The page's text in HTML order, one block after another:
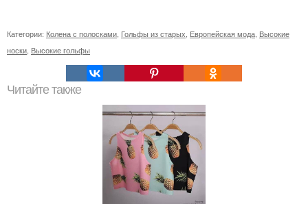
Категории: Колена с полосками Гольфы из старых Европейская мода Высокие
носки Высокие гольфы
Читайте также